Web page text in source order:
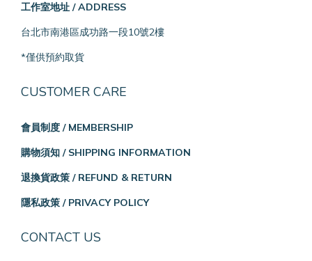
工作室地址 / ADDRESS
台北市南港區成功路一段10號2樓
*僅供預約取貨
CUSTOMER CARE
會員制度 / MEMBERSHIP
購物須知 / SHIPPING INFORMATION
退換貨政策 / REFUND & RETURN
隱私政策 / PRIVACY POLICY
CONTACT US